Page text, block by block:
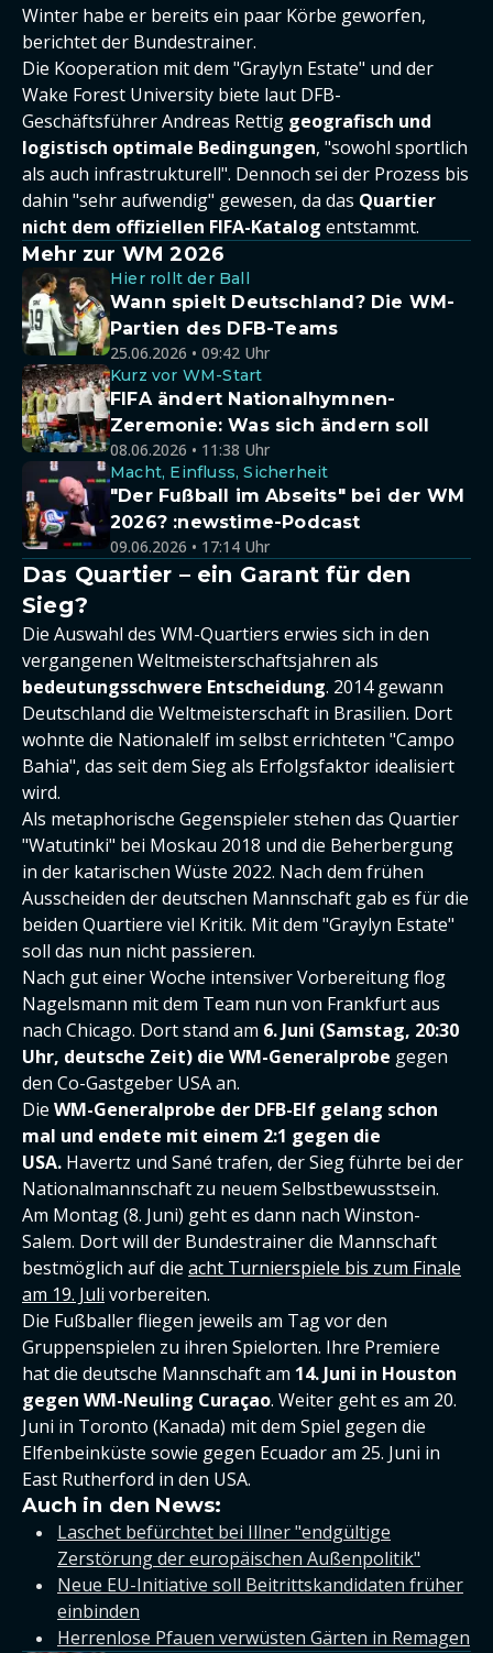
Winter habe er bereits ein paar Körbe geworfen,
berichtet der Bundestrainer.
Die Kooperation mit dem "Graylyn Estate" und der
Wake Forest University biete laut DFB-
Geschäftsführer Andreas Rettig geografisch und
logistisch optimale Bedingungen, "sowohl sportlich
als auch infrastrukturell". Dennoch sei der Prozess bis
dahin "sehr aufwendig" gewesen, da das Quartier
nicht dem offiziellen FIFA-Katalog entstammt.
Mehr zur WM 2026
Hier rollt der Ball
Wann spielt Deutschland? Die WM-
Partien des DFB-Teams
25.06.2026 • 09:42 Uhr
Kurz vor WM-Start
FIFA ändert Nationalhymnen-
Zeremonie: Was sich ändern soll
08.06.2026 • 11:38 Uhr
Macht, Einfluss, Sicherheit
"Der Fußball im Abseits" bei der WM
2026? :newstime-Podcast
09.06.2026 • 17:14 Uhr
Das Quartier – ein Garant für den
Sieg?
Die Auswahl des WM-Quartiers erwies sich in den
vergangenen Weltmeisterschaftsjahren als
bedeutungsschwere Entscheidung. 2014 gewann
Deutschland die Weltmeisterschaft in Brasilien. Dort
wohnte die Nationalelf im selbst errichteten "Campo
Bahia", das seit dem Sieg als Erfolgsfaktor idealisiert
wird.
Als metaphorische Gegenspieler stehen das Quartier
"Watutinki" bei Moskau 2018 und die Beherbergung
in der katarischen Wüste 2022. Nach dem frühen
Ausscheiden der deutschen Mannschaft gab es für die
beiden Quartiere viel Kritik. Mit dem "Graylyn Estate"
soll das nun nicht passieren.
Nach gut einer Woche intensiver Vorbereitung flog
Nagelsmann mit dem Team nun von Frankfurt aus
nach Chicago. Dort stand am 6. Juni (Samstag, 20:30
Uhr, deutsche Zeit) die WM-Generalprobe gegen
den Co-Gastgeber USA an.
Die WM-Generalprobe der DFB-Elf gelang schon
mal und endete mit einem 2:1 gegen die
USA. Havertz und Sané trafen, der Sieg führte bei der
Nationalmannschaft zu neuem Selbstbewusstsein.
Am Montag (8. Juni) geht es dann nach Winston-
Salem. Dort will der Bundestrainer die Mannschaft
bestmöglich auf die acht Turnierspiele bis zum Finale
am 19. Juli vorbereiten.
Die Fußballer fliegen jeweils am Tag vor den
Gruppenspielen zu ihren Spielorten. Ihre Premiere
hat die deutsche Mannschaft am 14. Juni in Houston
gegen WM-Neuling Curaçao. Weiter geht es am 20.
Juni in Toronto (Kanada) mit dem Spiel gegen die
Elfenbeinküste sowie gegen Ecuador am 25. Juni in
East Rutherford in den USA.
Auch in den News:
Laschet befürchtet bei Illner "endgültige
Zerstörung der europäischen Außenpolitik"
Neue EU-Initiative soll Beitrittskandidaten früher
einbinden
Herrenlose Pfauen verwüsten Gärten in Remagen